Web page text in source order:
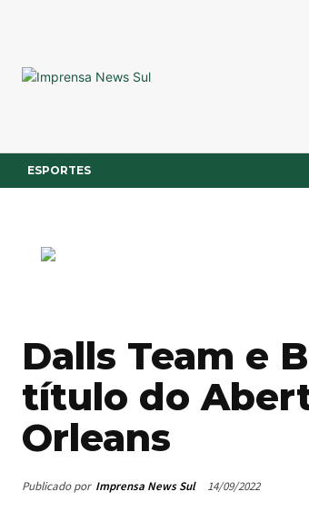
ESPORTES
Dalls Team e
título do
Orleans
Publicado por Imprensa News Sul 14/09/2022